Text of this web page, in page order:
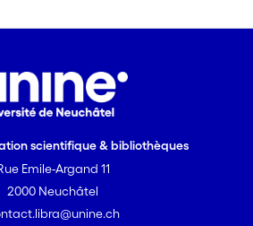
scientifique & bibliothèques
Emile-Argand 11
2000 Neuchâtel